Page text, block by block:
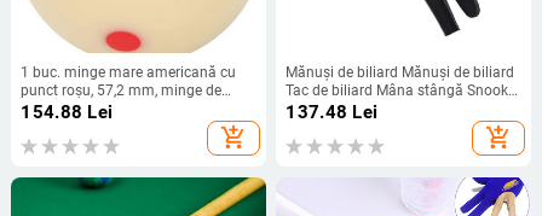
1 buc. minge mare americană cu
punct roșu, 57,2 mm, minge de
biliard, minge de antrenament de
snooker, minge de antrenament,
cap american, roșu/albastru
154.88 Lei
add_shopping_cart
Mănuși de biliard Mănuși de biliard
Tac de biliard Mâna stângă Snooker
Bărbați Degete Show Carambole
Tragere degetul de masă drept
Accesoriu din silicon
137.48 Lei
add_shopping_cart